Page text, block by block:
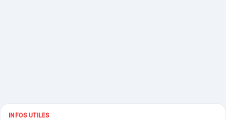
INFOS UTILES